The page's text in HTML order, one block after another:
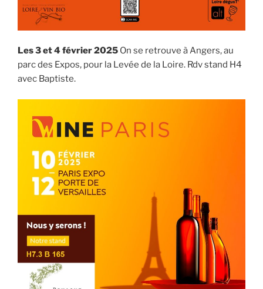
Les 3 et 4 février 2025 On se retrouve à Angers, au
parc des Expos, pour la Levée de la Loire. Rdv stand H4
avec Baptiste.